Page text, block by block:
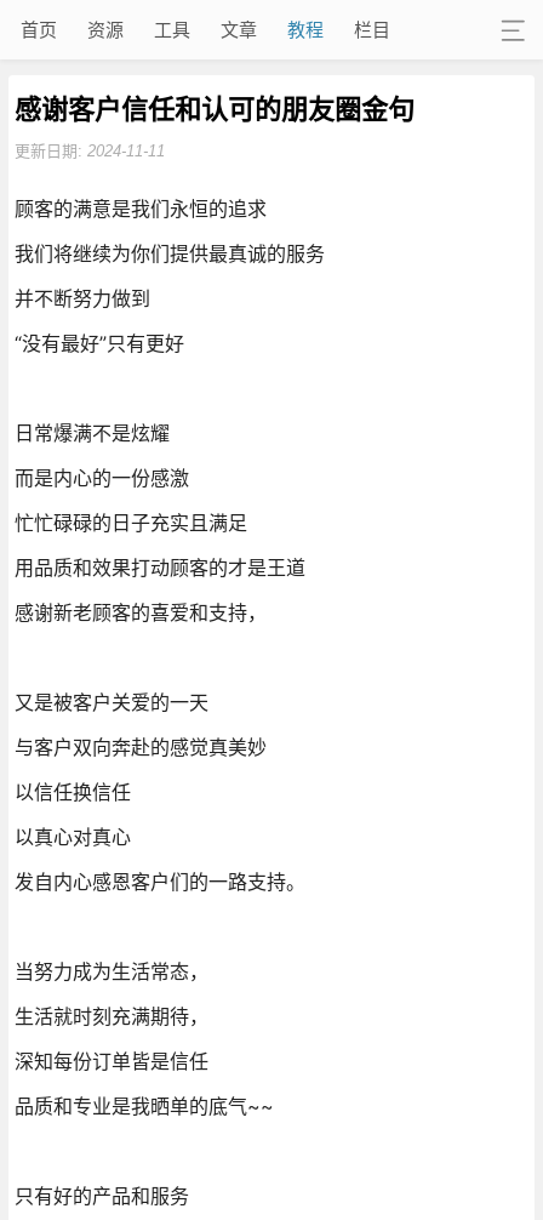
首页 资源 工具 文章 教程 栏目
感谢客户信任和认可的朋友圈金句
更新日期: 2024-11-11
顾客的满意是我们永恒的追求
我们将继续为你们提供最真诚的服务
并不断努力做到
“没有最好”只有更好
日常爆满不是炫耀
而是内心的一份感激
忙忙碌碌的日子充实且满足
用品质和效果打动顾客的才是王道
感谢新老顾客的喜爱和支持，
又是被客户关爱的一天
与客户双向奔赴的感觉真美妙
以信任换信任
以真心对真心
发自内心感恩客户们的一路支持。
当努力成为生活常态，
生活就时刻充满期待，
深知每份订单皆是信任
品质和专业是我晒单的底气~~
只有好的产品和服务